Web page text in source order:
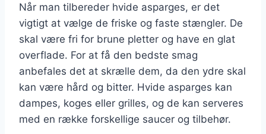
Når man tilbereder hvide asparges, er det
vigtigt at vælge de friske og faste stængler. De
skal være fri for brune pletter og have en glat
overflade. For at få den bedste smag
anbefales det at skrælle dem, da den ydre skal
kan være hård og bitter. Hvide asparges kan
dampes, koges eller grilles, og de kan serveres
med en række forskellige saucer og tilbehør.